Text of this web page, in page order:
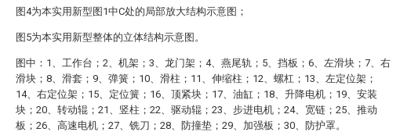
图4为本实用新型图1中C处的局部放大结构示意图；
图5为本实用新型整体的立体结构示意图。
图中：1、工作台；2、机架；3、龙门架；4、燕尾轨；5、挡板；6、左滑块；7、右
滑块；8、滑套；9、弹簧；10、滑柱；11、伸缩柱；12、螺杠；13、左定位架；
14、右定位架；15、定位簧；16、顶紧块；17、油缸；18、升降电机；19、安装
块；20、转动辊；21、竖柱；22、驱动辊；23、步进电机；24、宽链；25、推动
板；26、高速电机；27、铣刀；28、防撞垫；29、加强板；30、防护罩。